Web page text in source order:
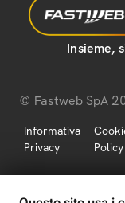
Insieme,
© Fastweb SpA
Informativa
Privacy
Policy